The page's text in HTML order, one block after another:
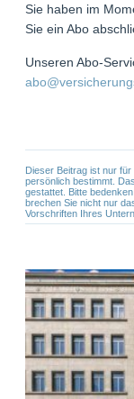
Sie haben im
Sie ein Abo
Unseren Abo-
Dieser Beitrag ist nur
persönlich bestimmt.
gestattet. Bitte
brechen Sie nicht nur
Vorschriften Ihres